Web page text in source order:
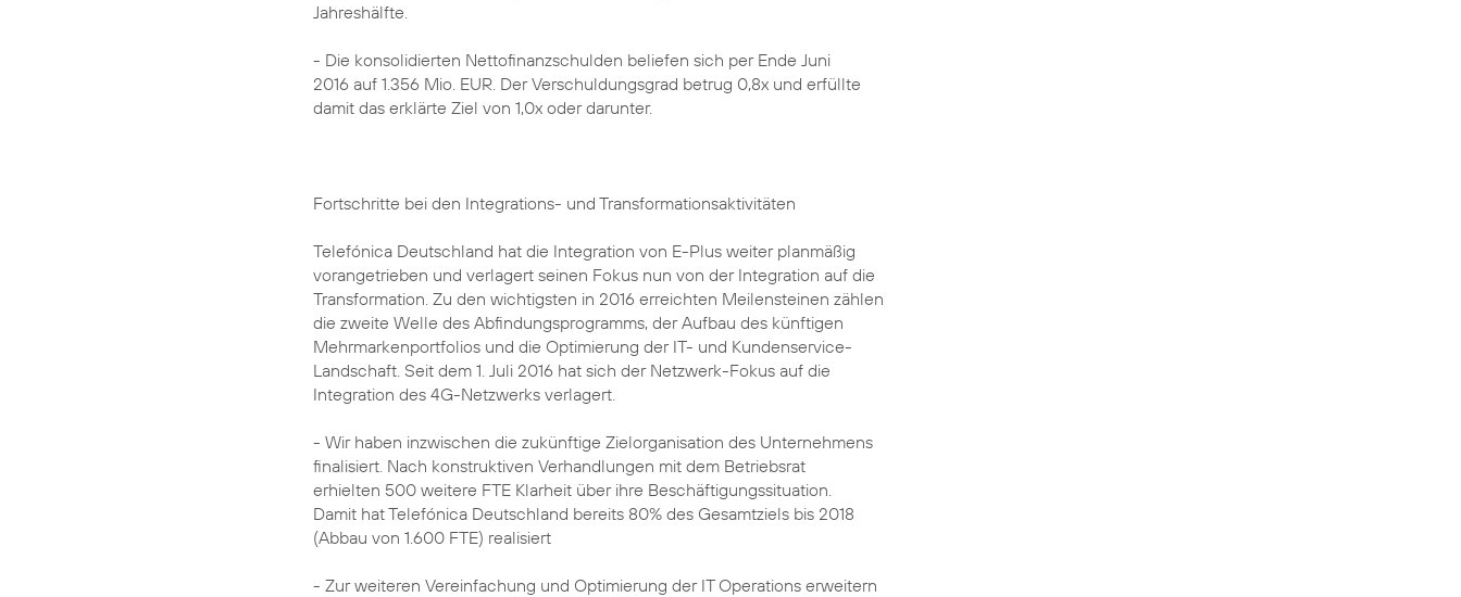
Jahreshälfte.
- Die konsolidierten Nettofinanzschulden beliefen sich per Ende Juni
2016 auf 1.356 Mio. EUR. Der Verschuldungsgrad betrug 0,8x und erfüllte
damit das erklärte Ziel von 1,0x oder darunter.
Fortschritte bei den Integrations- und Transformationsaktivitäten
Telefónica Deutschland hat die Integration von E-Plus weiter planmäßig
vorangetrieben und verlagert seinen Fokus nun von der Integration auf die
Transformation. Zu den wichtigsten in 2016 erreichten Meilensteinen zählen
die zweite Welle des Abfindungsprogramms, der Aufbau des künftigen
Mehrmarkenportfolios und die Optimierung der IT- und Kundenservice-
Landschaft. Seit dem 1. Juli 2016 hat sich der Netzwerk-Fokus auf die
Integration des 4G-Netzwerks verlagert.
- Wir haben inzwischen die zukünftige Zielorganisation des Unternehmens
finalisiert. Nach konstruktiven Verhandlungen mit dem Betriebsrat
erhielten 500 weitere FTE Klarheit über ihre Beschäftigungssituation.
Damit hat Telefónica Deutschland bereits 80% des Gesamtziels bis 2018
(Abbau von 1.600 FTE) realisiert
- Zur weiteren Vereinfachung und Optimierung der IT Operations erweitern